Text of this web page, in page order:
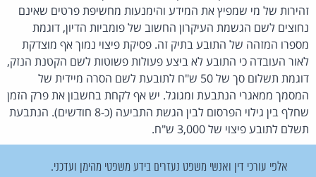
זהירות של מי שמפיץ את המידע והימנעות מחשיפת פרטים שאינם
נחוצים לשם הגשמת העיקרון החשוב של פומביות הדיון, דוגמת
מספרו המזהה של התובע בתיק זה. פסיקת פיצוי נמוך אף מוצדקת
לאור העובדה כי התובע לא ביצע פעולות פשוטות לשם הקטנת הנזק,
דוגמת תשלום סך של 50 ש"ח לתובעת לשם הסרה מיידית של
המסמך ממאגרי הנתבעת ומגוגל. יש אף לקחת בחשבון את פרק הזמן
שחלף בין גילוי הפרסום לבין הגשת התביעה (כ-8 חודשים). הנתבעת
תשלם לתובע פיצוי של 3,000 ש"ח.
אלפי עורכי דין ואנשי משפט נעזרים בידע משפטי מהימן ועדכני.